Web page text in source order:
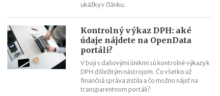
TAXANA – chatbot, ktorý bude radiť daňovníkom
ukážky v článku.
Kontrolný výkaz DPH: aké
údaje nájdete na OpenData
portáli?
V boji s daňovými únikmi sú kontrolné výkazy k
DPH dôležitým nástrojom. Čo všetko už
finančná správa zistila a čo možno nájsť na
transparentnom portáli?